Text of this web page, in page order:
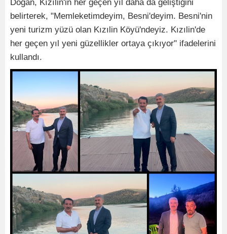
Doğan, Kızılin'in her geçen yıl daha da geliştiğini
belirterek, "Memleketimdeyim, Besni'deyim. Besni'nin
yeni turizm yüzü olan Kızılin Köyü'ndeyiz. Kızılin'de
her geçen yıl yeni güzellikler ortaya çıkıyor" ifadelerini
kullandı.